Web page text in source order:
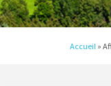
Accueil »